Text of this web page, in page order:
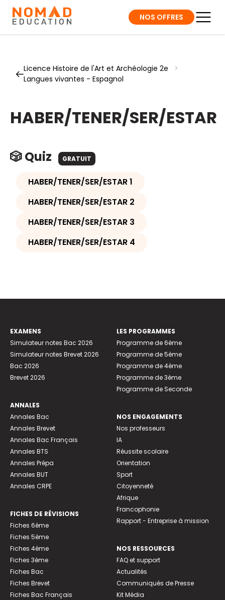
NOS OFFRES
Licence Histoire de l'Art et Archéologie 2e
>
Langues vivantes - Espagnol
HABER/TENER/SER/ESTAR
🎲 Quiz GRATUIT
HABER/TENER/SER/ESTAR 1
HABER/TENER/SER/ESTAR 2
HABER/TENER/SER/ESTAR 3
HABER/TENER/SER/ESTAR 4
EXAMENS
Simulateur notes Bac 2026
Simulateur notes Brevet 2026
Bac 2026
Brevet 2026
ANNALES
Annales Bac
Annales Brevet
Annales Bac Français
Annales BTS
Annales Prépa
Annales BUT
Annales CRPE
FICHES DE RÉVISIONS
Fiches 6ème
Fiches 5ème
Fiches 4ème
Fiches 3ème
Fiches Bac
Fiches Brevet
Fiches Bac Français
LES PROGRAMMES
Programme de 6ème
Programme de 5ème
Programme de 4ème
Programme de 3ème
Programme de Seconde
NOS ENGAGEMENTS
Nos professeurs
IA
Réussite scolaire
Orientation
Sport
Citoyenneté
Afrique
Francophonie
Rapport - Entreprise à mission
NOS RESSOURCES
FAQ et support
Actualités
Communiqués de Presse
Kit Média